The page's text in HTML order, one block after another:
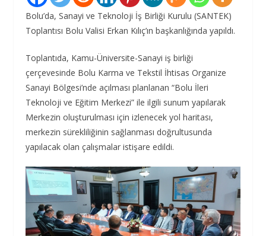
Bolu’da, Sanayi ve Teknoloji İş Birliği Kurulu (SANTEK)
Toplantısı Bolu Valisi Erkan Kılıç’ın başkanlığında yapıldı.
Toplantıda, Kamu-Üniversite-Sanayi iş birliği
çerçevesinde Bolu Karma ve Tekstil İhtisas Organize
Sanayi Bölgesi’nde açılması planlanan “Bolu İleri
Teknoloji ve Eğitim Merkezi” ile ilgili sunum yapılarak
Merkezin oluşturulması için izlenecek yol haritası,
merkezin sürekliliğinin sağlanması doğrultusunda
yapılacak olan çalışmalar istişare edildi.